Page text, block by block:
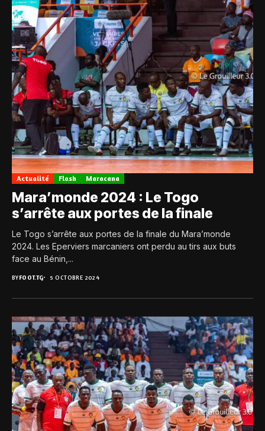
Actualité Flash Maracana
Mara’monde 2024 : Le Togo
s’arrête aux portes de la finale
Le Togo s’arrête aux portes de la finale du Mara’monde
2024. Les Eperviers marcaniers ont perdu au tirs aux buts
face au Bénin,...
BYFOOT.TG 5 OCTOBRE 2024